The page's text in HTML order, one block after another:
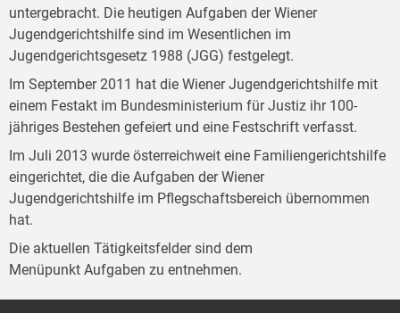
untergebracht. Die heutigen Aufgaben der Wiener
Jugendgerichtshilfe sind im Wesentlichen im
Jugendgerichtsgesetz 1988 (JGG) festgelegt.
Im September 2011 hat die Wiener Jugendgerichtshilfe mit
einem Festakt im Bundesministerium für Justiz ihr 100-
jähriges Bestehen gefeiert und eine Festschrift verfasst.
Im Juli 2013 wurde österreichweit eine Familiengerichtshilfe
eingerichtet, die die Aufgaben der Wiener
Jugendgerichtshilfe im Pflegschaftsbereich übernommen
hat.
Die aktuellen Tätigkeitsfelder sind dem
Menüpunkt Aufgaben zu entnehmen.